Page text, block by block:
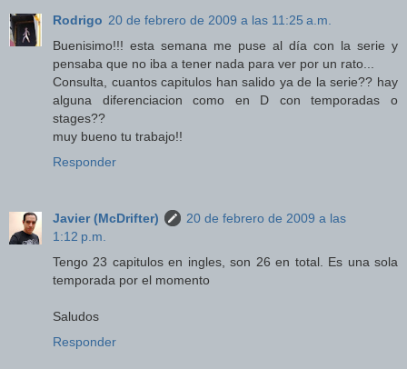
Rodrigo 20 de febrero de 2009 a las 11:25 a.m.
Buenisimo!!! esta semana me puse al día con la serie y
pensaba que no iba a tener nada para ver por un rato...
Consulta, cuantos capitulos han salido ya de la serie?? hay
alguna diferenciacion como en D con temporadas o
stages??
muy bueno tu trabajo!!
Responder
Javier (McDrifter)
20 de febrero de 2009 a las
1:12 p.m.
Tengo 23 capitulos en ingles, son 26 en total. Es una sola
temporada por el momento
Saludos
Responder